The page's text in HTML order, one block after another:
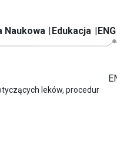
Naukowa Edukacja ENG
leków, procedur